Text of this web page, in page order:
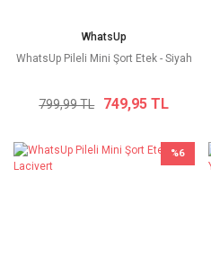
WhatsUp
WhatsUp Pileli Mini Şort Etek - Siyah
799,99 TL 749,95 TL
%6